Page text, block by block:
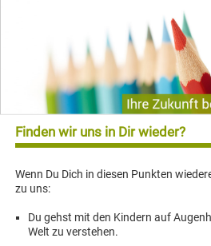
Finden wir uns in Dir wieder?
Wenn Du Dich in diesen Punkten
zu uns:
Du gehst mit den Kindern auf
Welt zu verstehen.